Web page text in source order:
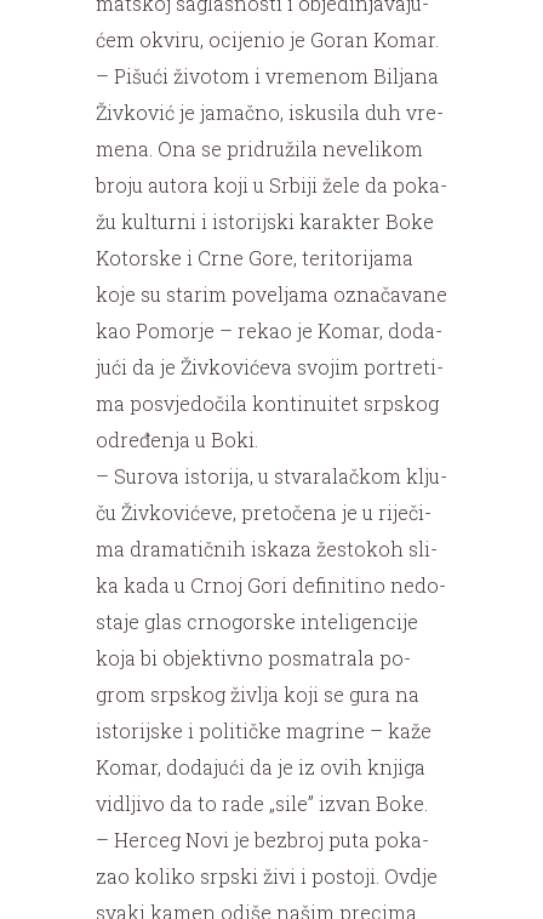
ćem okvi­ru, oci­je­nio je Go­ran Ko­mar.
– Pi­šu­ći ži­vo­tom i vre­me­nom Bi­lja­na
Živ­ko­vić je ja­mač­no, is­ku­si­la duh vre­
me­na. Ona se pri­dru­ži­la ne­ve­li­kom
bro­ju auto­ra ko­ji u Sr­bi­ji že­le da po­ka­
žu kul­tur­ni i isto­rij­ski ka­rak­ter Bo­ke
Ko­tor­ske i Cr­ne Go­re, te­ri­to­ri­ja­ma
ko­je su sta­rim po­ve­lja­ma ozna­ča­va­ne
kao Po­mor­je – re­kao je Ko­mar, do­da­
ju­ći da je Živ­ko­vi­će­va svo­jim por­tre­ti­
ma po­svje­do­či­la kon­ti­nu­i­tet srp­skog
od­re­đe­nja u Bo­ki.
– Su­ro­va isto­ri­ja, u stva­ra­lač­kom klju­
ču Živ­ko­vi­će­ve, pre­to­če­na je u ri­je­či­
ma dra­ma­tič­nih is­ka­za že­sto­koh sli­
ka ka­da u Cr­noj Go­ri de­fi­ni­ti­no ne­do­
sta­je glas cr­no­gor­ske in­te­li­gen­ci­je
ko­ja bi objek­tiv­no po­sma­tra­la po­
grom srp­skog ži­vlja ko­ji se gu­ra na
isto­rij­ske i po­li­tič­ke ma­gri­ne – ka­že
Ko­mar, do­da­ju­ći da je iz ovih knji­ga
vi­dlji­vo da to ra­de „si­le” iz­van Bo­ke.
– Her­ceg No­vi je bez­broj pu­ta po­ka­
zao ko­li­ko srp­ski ži­vi i po­sto­ji. Ov­dje
sva­ki ka­men odi­še na­šim pre­ci­ma.